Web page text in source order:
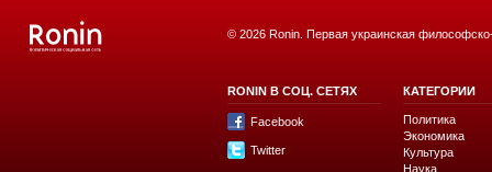
© 2026 Ronin. Первая украинская
RONIN В СОЦ. СЕТЯХ
Facebook
Twitter
КАТЕГОРИИ
Политика
Экономика
Культура
Наука